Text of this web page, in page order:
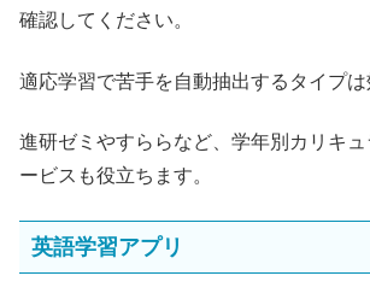
確認してください。
適応学習で苦手を自動抽出するタイプは
進研ゼミやすららなど、学年別カリキ
ービスも役立ちます。
英語学習アプリ